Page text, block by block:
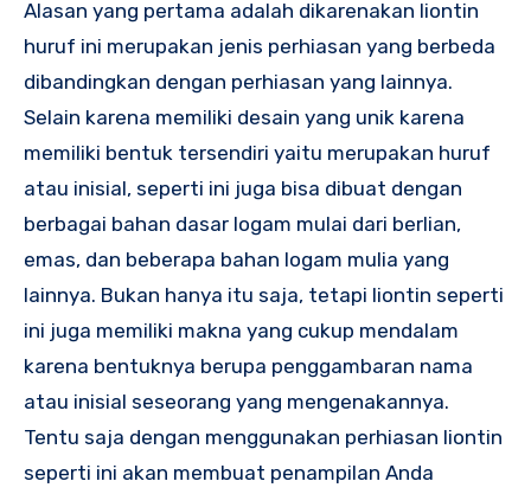
Alasan yang pertama adalah dikarenakan liontin
huruf ini merupakan jenis perhiasan yang berbeda
dibandingkan dengan perhiasan yang lainnya.
Selain karena memiliki desain yang unik karena
memiliki bentuk tersendiri yaitu merupakan huruf
atau inisial, seperti ini juga bisa dibuat dengan
berbagai bahan dasar logam mulai dari berlian,
emas, dan beberapa bahan logam mulia yang
lainnya. Bukan hanya itu saja, tetapi liontin seperti
ini juga memiliki makna yang cukup mendalam
karena bentuknya berupa penggambaran nama
atau inisial seseorang yang mengenakannya.
Tentu saja dengan menggunakan perhiasan liontin
seperti ini akan membuat penampilan Anda